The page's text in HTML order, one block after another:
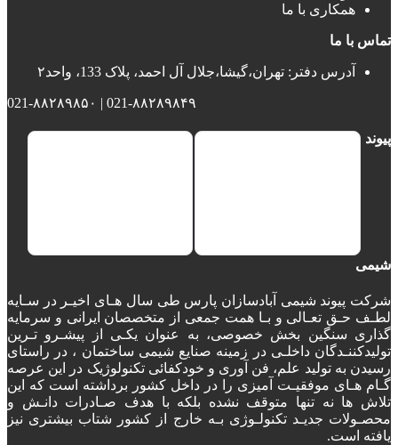
همکاری با ما
تماس با ما
آدرس دفتر: تهران،گیشا،جلال آل احمد، پلاک 133، واحد۲
021-۸۸۲۸۹۸۴۹ | 021-۸۸۲۸۹۸۵۰
پیوند
شیمی
شرکت پیوند شیمی آبادسازان پارس طی سال هـای اخیـر در سـایه
لطـف حـق تعـالی و بـا همت جمعی از متخصصان ایرانی و سرمایه
گذاری سنگین بخش خصوصی، به عنوان یکـی از پیشـرو تـرین
تولیدکننـدگان داخلـی در زمینه صنایع شیمی ساختمان ، در راستای
رسیدن به تولید علم، فن آوری و خودکفائی تکنولوژیک در این عرصه
گـام هـای موفقیـت آمیزی را در داخل کشور برداشته است که این
تلاش ها نه تنها متوقف نشده بلکه با هدف صـادرات دانـش و
محصـولات جدیـد تکنولـوژی بـه خارج از کشور شتاب بیشتری نیز
یافته است.